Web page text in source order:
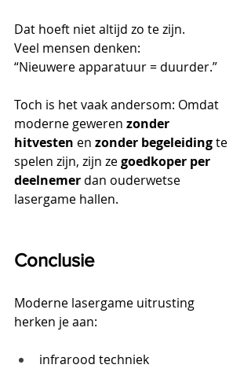
Dat hoeft niet altijd zo te zijn.
Veel mensen denken:
“Nieuwere apparatuur = duurder.”
Toch is het vaak andersom: Omdat
moderne geweren zonder
hitvesten en zonder begeleiding te
spelen zijn, zijn ze goedkoper per
deelnemer dan ouderwetse
lasergame hallen.
Conclusie
Moderne lasergame uitrusting
herken je aan:
infrarood techniek